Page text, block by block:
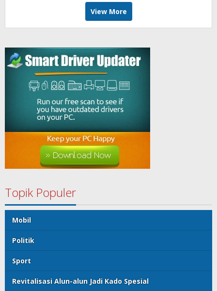
View More
Topik Populer
Mobil
Politik
Sport
Revitalisasi Alun-alun Jadi Kado Spesial